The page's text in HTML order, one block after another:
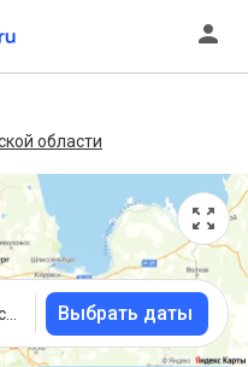
области
Выбрать даты